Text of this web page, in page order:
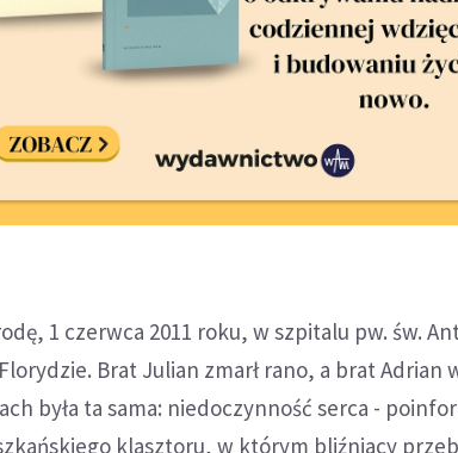
1 czerwca 2011 roku, w szpitalu pw. św.
Brat Julian zmarł rano, a brat Adrian
była ta sama: niedoczynność serca -
klasztoru, w którym bliźniacy